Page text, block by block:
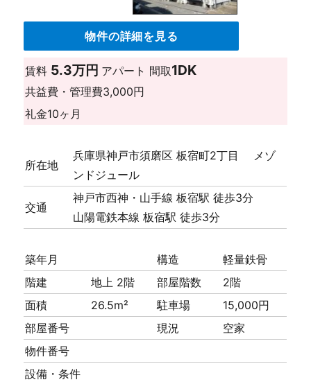
物件の詳細を見る
賃料 5.3万円 アパート 間取1DK
共益費・管理費3,000円
礼金10ヶ月
所在地
兵庫県神戸市須磨区 板宿町2丁目 メゾ
ンドジュール
交通
神戸市西神・山手線 板宿駅 徒歩3分
山陽電鉄本線 板宿駅 徒歩3分
築年月 構造
軽量鉄骨
階建
地上 2階 部屋階数
2階
面積
26.5m² 駐車場
15,000円
部屋番号
現況
空家
物件番号
設備・条件